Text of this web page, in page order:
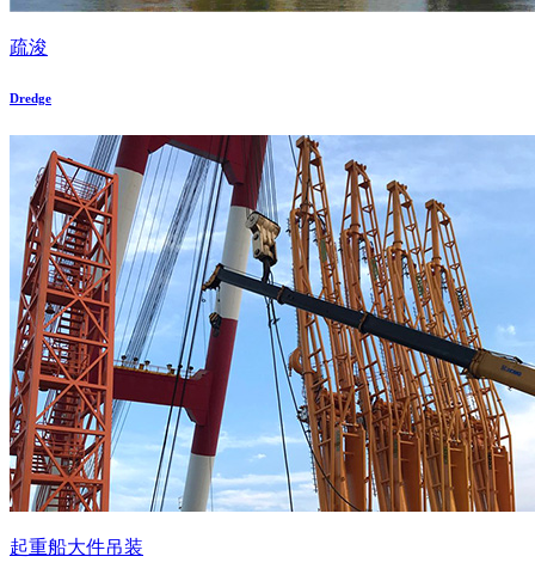
疏浚
Dredge
起重船大件吊装